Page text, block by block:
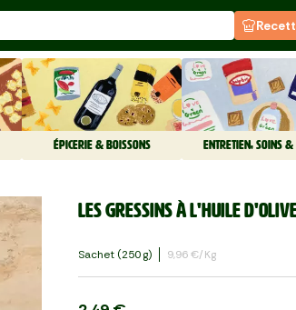
ÉPICERIE & BOISSONS ENTRETIEN, SOINS
Les Gressins à l'huile
Sachet (250 G) 9,96 €/kg